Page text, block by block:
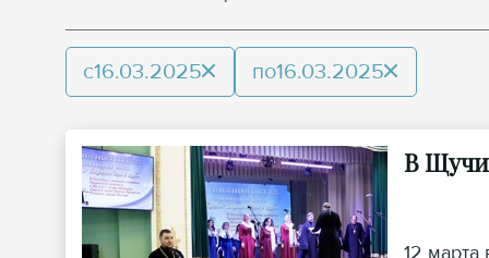
с16.03.2025 по16.03.2025
В
12